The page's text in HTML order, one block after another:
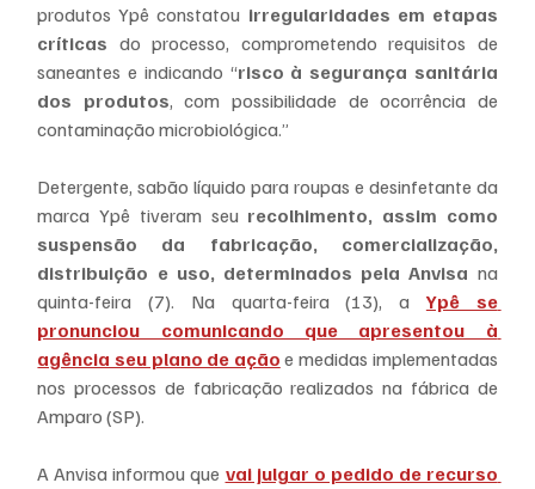
produtos Ypê constatou irregularidades em etapas
críticas do processo, comprometendo requisitos de
saneantes e indicando “risco à segurança sanitária
dos produtos, com possibilidade de ocorrência de
contaminação microbiológica.”
Detergente, sabão líquido para roupas e desinfetante da
marca Ypê tiveram seu recolhimento, assim como
suspensão da fabricação, comercialização,
distribuição e uso, determinados pela Anvisa na
quinta-feira (7). Na quarta-feira (13), a Ypê se
pronunciou comunicando que apresentou à
agência seu plano de ação e medidas implementadas
nos processos de fabricação realizados na fábrica de
Amparo (SP).
A Anvisa informou que vai julgar o pedido de recurso